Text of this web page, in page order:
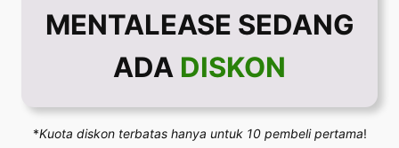
MENTALEASE SEDANG
ADA DISKON
*Kuota diskon terbatas hanya untuk 10 pembeli pertama!